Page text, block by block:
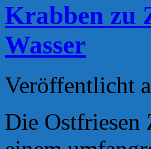
Krabben zu
Wasser
Veröffentlicht
Die Ostfriesen